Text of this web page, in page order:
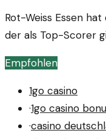
Rot-Weiss Essen
der als Top-Scorer
und die Fans freuen
Platz.
Empfohlen
1go casino
·1go casino
·casino